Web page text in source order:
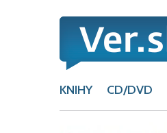
KNIHY CD/DVD